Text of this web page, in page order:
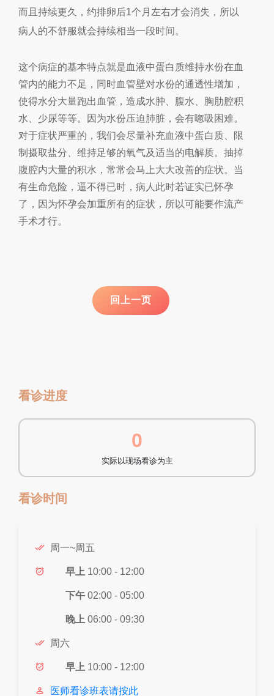
而且持续更久，约排卵后1个月左右才会消失，所以
病人的不舒服就会持续相当一段时间。
这个病症的基本特点就是血液中蛋白质维持水份在血
管内的能力不足，同时血管壁对水份的通透性增加，
使得水分大量跑出血管，造成水肿、腹水、胸肋腔积
水、少尿等等。因为水份压迫肺脏，会有唿吸困难。
对于症状严重的，我们会尽量补充血液中蛋白质、限
制摄取盐分、维持足够的氧气及适当的电解质。抽掉
腹腔内大量的积水，常常会马上大大改善的症状。当
有生命危险，逼不得已时，病人此时若证实已怀孕
了，因为怀孕会加重所有的症状，所以可能要作流产
手术才行。
看诊进度
0
实际以现场看诊为主
看诊时间
done_all 周一~周五
alarm_on 早上 10:00 - 12:00
下午 02:00 - 05:00
晚上 06:00 - 09:30
done_all 周六
alarm_on 早上 10:00 - 12:00
person_outline 医师看诊班表请按此